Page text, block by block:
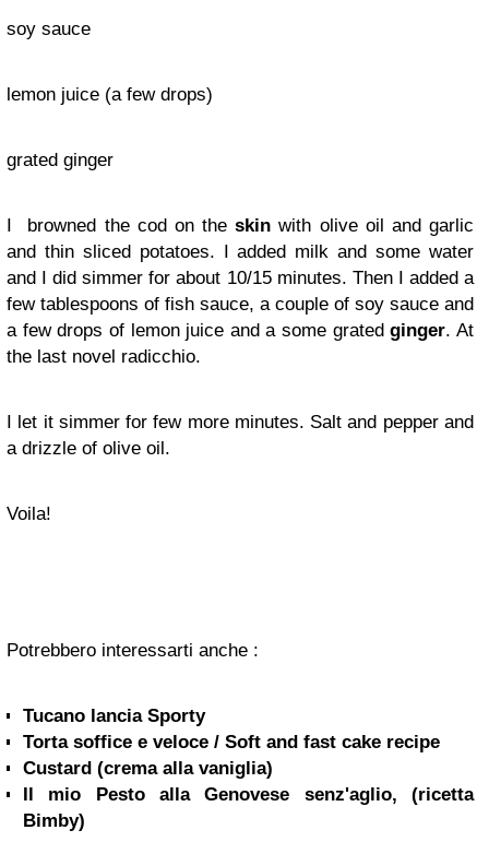
soy sauce
lemon juice (a few drops)
grated ginger
I browned the cod on theskin with olive oil and garlic
and thin sliced potatoes. I added milk and some water
and I did simmer for about 10/15 minutes. Then I added a
few tablespoons of fish sauce, a couple of soy sauce and
a few drops of lemon juice and a some gratedginger. At
the last novel radicchio.
I let it simmer for few more minutes. Salt and pepper and
a drizzle of olive oil.
Voila!
Potrebbero interessarti anche :
Tucano lancia Sporty
Torta soffice e veloce / Soft and fast cake recipe
Custard (crema alla vaniglia)
Il mio Pesto alla Genovese senz'aglio, (ricetta
Bimby)